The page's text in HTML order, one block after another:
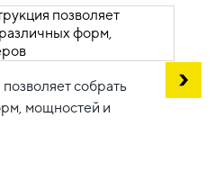
собрать
мощностей и